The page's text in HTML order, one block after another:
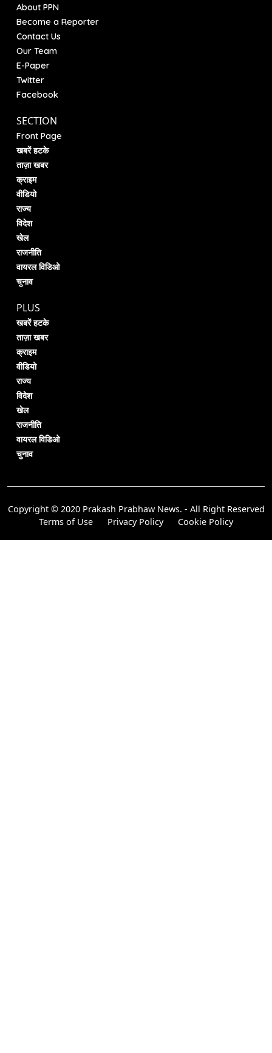
About PPN
Become a Reporter
Contact Us
Our Team
E-Paper
Twitter
Facebook
SECTION
Front Page
खबरें हटके
ताज़ा खबर
क्राइम
वीडियो
राज्य
विदेश
खेल
राजनीति
वायरल विडिओ
चुनाव
PLUS
खबरें हटके
ताज़ा खबर
क्राइम
वीडियो
राज्य
विदेश
खेल
राजनीति
वायरल विडिओ
चुनाव
Copyright © 2020 Prakash Prabhaw News. - All Right Reserved
Terms of Use
Privacy Policy Cookie Policy